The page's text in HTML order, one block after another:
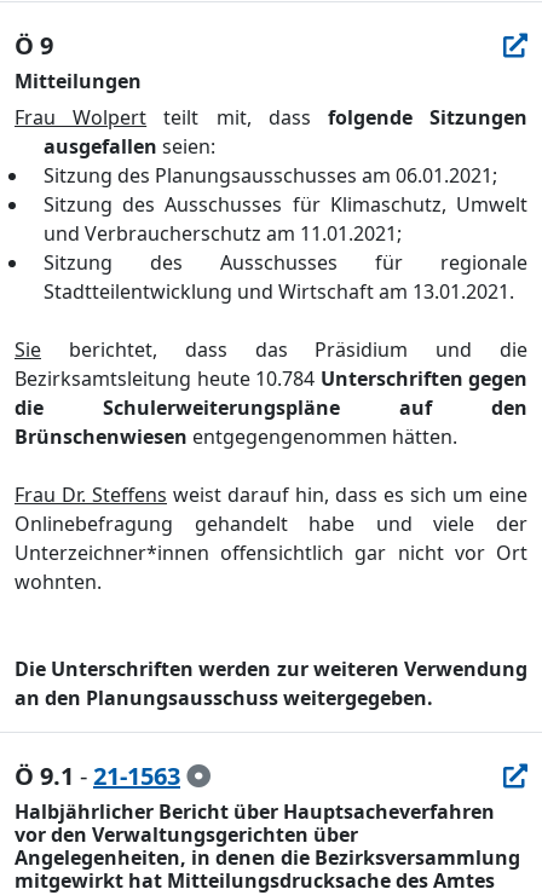
Ö 9
Mitteilungen
Frau Wolpert teilt mit, dass folgende Sitzungen
ausgefallen seien:
Sitzung des Planungsausschusses am 06.01.2021;
Sitzung des Ausschusses für Klimaschutz, Umwelt
und Verbraucherschutz am 11.01.2021;
Sitzung des Ausschusses für regionale
Stadtteilentwicklung und Wirtschaft am 13.01.2021.
Sie berichtet, dass das Präsidium und die
Bezirksamtsleitung heute 10.784 Unterschriften gegen
die Schulerweiterungspläne auf den
Brünschenwiesen entgegengenommen hätten.
Frau Dr. Steffens weist darauf hin, dass es sich um eine
Onlinebefragung gehandelt habe und viele der
Unterzeichner*innen offensichtlich gar nicht vor Ort
wohnten.
Die Unterschriften werden zur weiteren Verwendung
an den Planungsausschuss weitergegeben.
Ö 9.1 -21-1563
Halbjährlicher Bericht über Hauptsacheverfahren
vor den Verwaltungsgerichten über
Angelegenheiten, in denen die Bezirksversammlung
mitgewirkt hat Mitteilungsdrucksache des Amtes